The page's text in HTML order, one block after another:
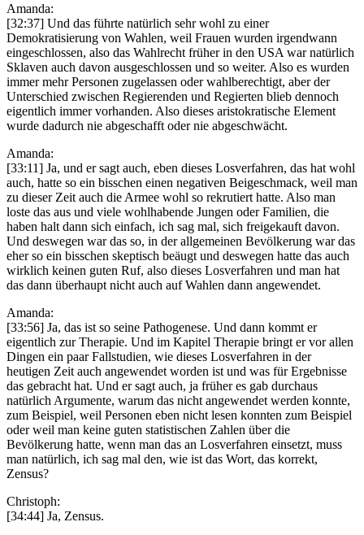
Amanda:
[32:37] Und das führte natürlich sehr wohl zu einer
Demokratisierung von Wahlen, weil Frauen wurden irgendwann
eingeschlossen, also das Wahlrecht früher in den USA war natürlich
Sklaven auch davon ausgeschlossen und so weiter. Also es wurden
immer mehr Personen zugelassen oder wahlberechtigt, aber der
Unterschied zwischen Regierenden und Regierten blieb dennoch
eigentlich immer vorhanden. Also dieses aristokratische Element
wurde dadurch nie abgeschafft oder nie abgeschwächt.
Amanda:
[33:11] Ja, und er sagt auch, eben dieses Losverfahren, das hat wohl
auch, hatte so ein bisschen einen negativen Beigeschmack, weil man
zu dieser Zeit auch die Armee wohl so rekrutiert hatte. Also man
loste das aus und viele wohlhabende Jungen oder Familien, die
haben halt dann sich einfach, ich sag mal, sich freigekauft davon.
Und deswegen war das so, in der allgemeinen Bevölkerung war das
eher so ein bisschen skeptisch beäugt und deswegen hatte das auch
wirklich keinen guten Ruf, also dieses Losverfahren und man hat
das dann überhaupt nicht auch auf Wahlen dann angewendet.
Amanda:
[33:56] Ja, das ist so seine Pathogenese. Und dann kommt er
eigentlich zur Therapie. Und im Kapitel Therapie bringt er vor allen
Dingen ein paar Fallstudien, wie dieses Losverfahren in der
heutigen Zeit auch angewendet worden ist und was für Ergebnisse
das gebracht hat. Und er sagt auch, ja früher es gab durchaus
natürlich Argumente, warum das nicht angewendet werden konnte,
zum Beispiel, weil Personen eben nicht lesen konnten zum Beispiel
oder weil man keine guten statistischen Zahlen über die
Bevölkerung hatte, wenn man das an Losverfahren einsetzt, muss
man natürlich, ich sag mal den, wie ist das Wort, das korrekt,
Zensus?
Christoph:
[34:44] Ja, Zensus.